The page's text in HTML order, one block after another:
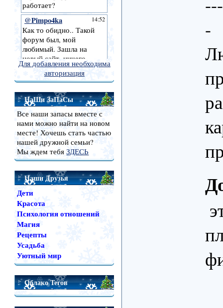
Для добавления необходима
авторизация
НаШи ЗаПаСы
Все наши запасы вместе с
нами можно найти на новом
месте! Хочешь стать частью
нашей дружной семьи?
Мы ждем тебяЗДЕСЬ
Наши Друзья
Дети
Красота
Психология отношений
Магия
Рецепты
Усадьба
Уютный мир
Облако Тегов
-